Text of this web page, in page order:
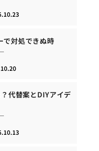
で対処できぬ時
代替案とDIYアイデ